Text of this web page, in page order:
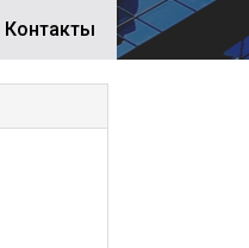
Контакты